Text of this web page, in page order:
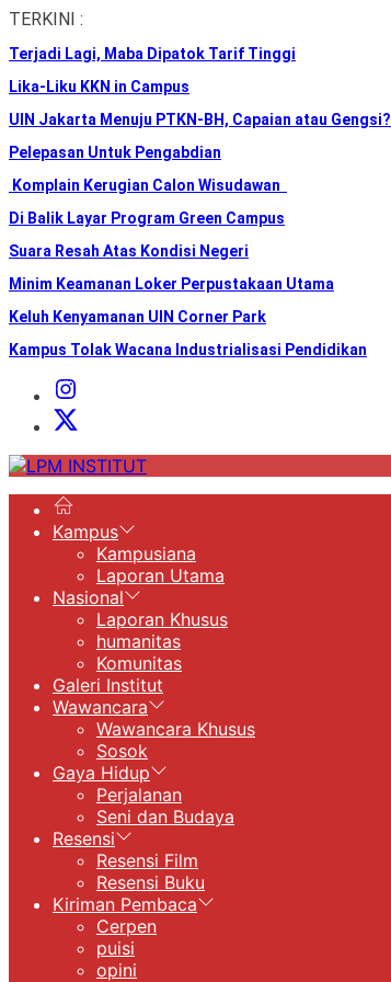
Skip
the
content
TERKINI :
Terjadi Lagi, Maba Dipatok Tarif Tinggi
Lika-Liku KKN in Campus
UIN Jakarta Menuju PTKN-BH, Capaian atau Gengsi?
Pelepasan Untuk Pengabdian
Komplain Kerugian Calon Wisudawan
Di Balik Layar Program Green Campus
Suara Resah Atas Kondisi Negeri
Minim Keamanan Loker Perpustakaan Utama
Keluh Kenyamanan UIN Corner Park
Kampus Tolak Wacana Industrialisasi Pendidikan
Instagram
Institut
X
LPM
Kampus
Kampusiana
Laporan Utama
Nasional
Laporan Khusus
humanitas
Komunitas
Galeri Institut
Wawancara
Wawancara Khusus
Sosok
Gaya Hidup
Perjalanan
Seni dan Budaya
Resensi
Resensi Film
Resensi Buku
Kiriman Pembaca
Cerpen
puisi
opini